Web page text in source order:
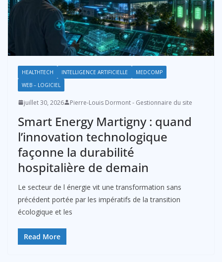
HEALTHTECH INTELLIGENCE ARTIFICIELLE
MEDCOMP
WEB – LOGICIEL
juillet 30, 2026 Pierre-Louis Dormont - Gestionnaire du site
Smart Energy Martigny : quand
l’innovation technologique
façonne la durabilité
hospitalière de demain
Le secteur de l énergie vit une transformation sans
précédent portée par les impératifs de la transition
écologique et les
Read More